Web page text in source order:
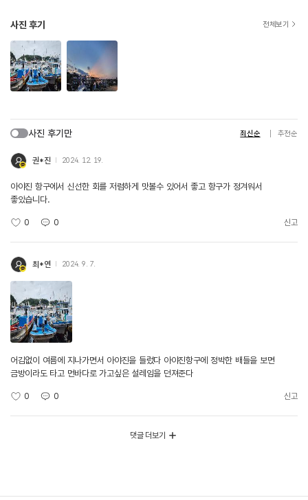
사진 후기 전체보기
사진 후기만 최신순 추천순
권*진 2024. 12. 19.
아야진 항구에서 신선한 회를 저렴하게 맛볼수 있어서 좋고 항구가 정겨워서
좋았습니다.
0 0 신고
최*연 2024. 9. 7.
어김없이 여름에 지나가면서 아야진을 들렀다 아야진항구에 정박한 배들을 보면
금방이라도 타고 먼바다로 가고싶은 설레임을 던져준다
0 0 신고
댓글 더보기